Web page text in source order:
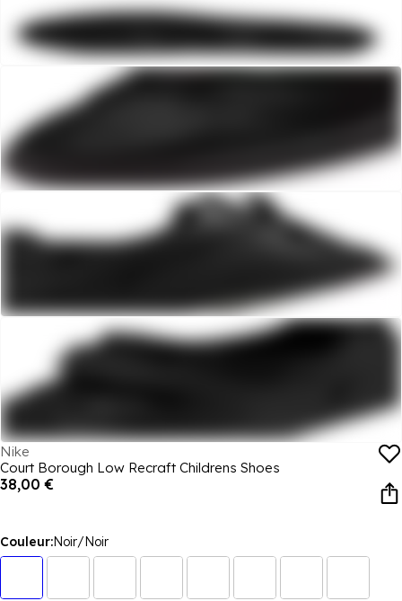
Nike
Court Borough Low Recraft Childrens Shoes
38,00 €
Couleur:Noir/Noir